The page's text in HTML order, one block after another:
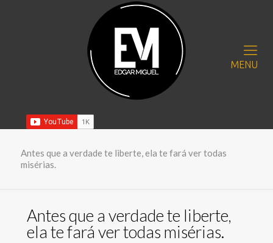
MENU
Antes que a verdade te liberte, ela te fará ver todas
misérias.
Antes que a verdade te liberte,
ela te fará ver todas misérias.